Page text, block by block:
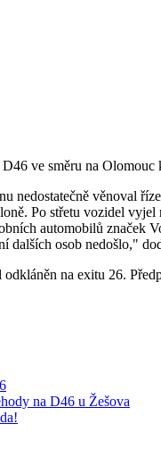
ve směru na
nedostatečně věnoval
Po střetu vozidel
automobilů značek
dalších osob nedošlo,"
na exitu 26.
na D46 u Žešova